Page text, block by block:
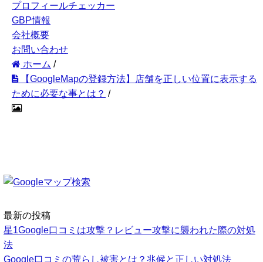
プロフィールチェッカー
GBP情報
会社概要
お問い合わせ
ホーム /
【GoogleMapの登録方法】店舗を正しい位置に表示する
ために必要な事とは？ /
最新の投稿
星1Google口コミは攻撃？レビュー攻撃に襲われた際の対処
法
Google口コミの荒らし被害とは？兆候と正しい対処法